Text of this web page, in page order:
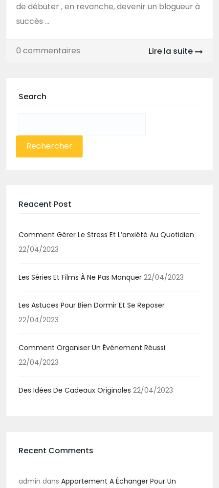
de débuter , en revanche, devenir un blogueur à
succès ...
0 commentaires Lire la suite
Search
Reacent Post
Comment Gérer Le Stress Et L’anxiété Au Quotidien
22/04/2023
Les Séries Et Films À Ne Pas Manquer 22/04/2023
Les Astuces Pour Bien Dormir Et Se Reposer
22/04/2023
Comment Organiser Un Événement Réussi
22/04/2023
Des Idées De Cadeaux Originales 22/04/2023
Recent Comments
admin dans Appartement A Échanger Pour Un